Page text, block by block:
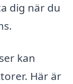
dig när du
kan
Här är